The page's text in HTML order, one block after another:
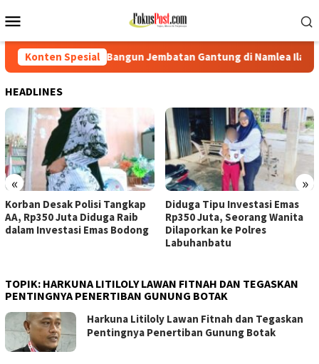
ke
Mobile
Konten Spesial
Jembatan Gantung di Namlea Ilath Korban Desak
HEADLINES
« »
Korban Desak Polisi Tangkap
AA, Rp350 Juta Diduga Raib
dalam Investasi Emas Bodong
Diduga Tipu Investasi Emas
Rp350 Juta, Seorang Wanita
Dilaporkan ke Polres
Labuhanbatu
TOPIK: HARKUNA LITILOLY LAWAN FITNAH DAN TEGASKAN
PENTINGNYA PENERTIBAN GUNUNG BOTAK
Harkuna Litiloly Lawan Fitnah dan Tegaskan
Pentingnya Penertiban Gunung Botak